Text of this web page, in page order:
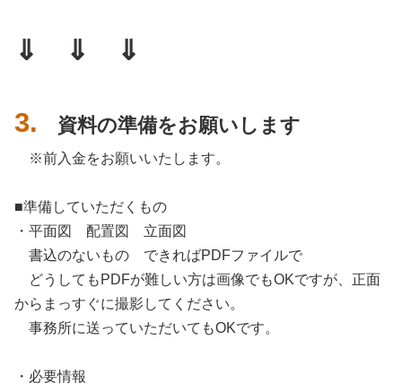
⇓ ⇓ ⇓
3. 資料の準備をお願いします
※前入金をお願いいたします。
■準備していただくもの
・平面図 配置図 立面図
書込のないもの できればPDFファイルで
どうしてもPDFが難しい方は画像でもOKですが、正面
からまっすぐに撮影してください。
事務所に送っていただいてもOKです。
・必要情報